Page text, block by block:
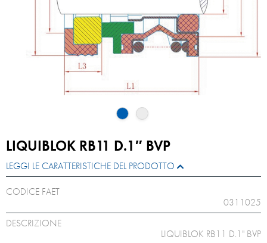
LIQUIBLOK RB11 D.1″ BVP
LEGGI LE CARATTERISTICHE DEL PRODOTTO
CODICE FAET
0311025
DESCRIZIONE
LIQUIBLOK RB11 D.1" BVP